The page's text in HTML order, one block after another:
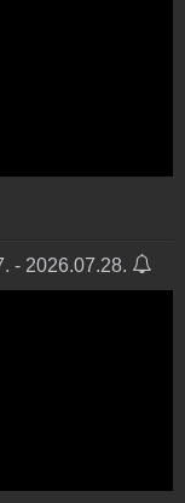
- 2026.07.28.